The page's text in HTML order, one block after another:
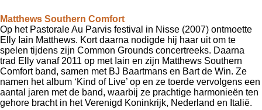
Matthews Southern Comfort
Op het Pastorale Au Parvis festival in Nisse (2007) ontmoette
Elly Iain Matthews. Kort daarna nodigde hij haar uit om te
spelen tijdens zijn Common Grounds concertreeks. Daarna
trad Elly vanaf 2011 op met Iain en zijn Matthews Southern
Comfort band, samen met BJ Baartmans en Bart de Win. Ze
namen het album ‘Kind of Live’ op en ze toerde vervolgens een
aantal jaren met de band, waarbij ze prachtige harmonieën ten
gehore bracht in het Verenigd Koninkrijk, Nederland en Italië.